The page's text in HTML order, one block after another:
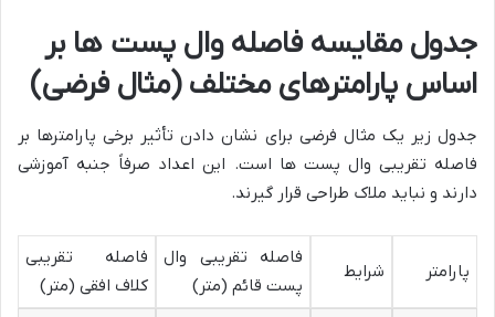
جدول مقایسه فاصله وال پست ها بر
اساس پارامترهای مختلف (مثال فرضی)
جدول زیر یک مثال فرضی برای نشان دادن تأثیر برخی پارامترها بر
فاصله تقریبی وال پست ها است. این اعداد صرفاً جنبه آموزشی
دارند و نباید ملاک طراحی قرار گیرند.
پارامتر شرایط
فاصله تقریبی وال
پست قائم (متر)
فاصله تقریبی
کلاف افقی (متر)